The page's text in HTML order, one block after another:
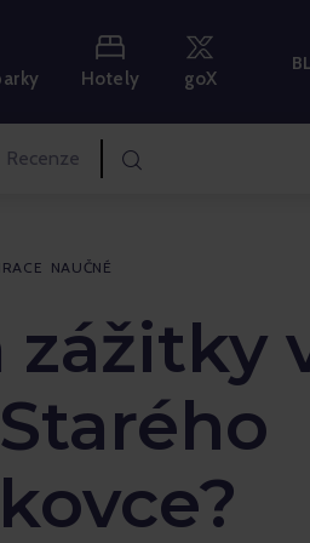
Hotely goX
Recenze
NAUČNÉ
zážitky